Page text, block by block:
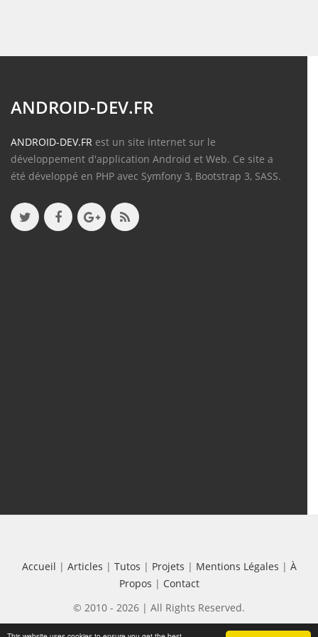
ANDROID-DEV.FR
ANDROID-DEV.FR est un site internet sur le
développement d'application Android et Web. Ce site a
été développé en PHP avec Symfony 3, Bootstrap 3, SASS.
Accueil | Articles | Tutos | Projets | Mentions Légales | À
Propos | Contact
© 2010 - 2026 | All Rights Reserved.